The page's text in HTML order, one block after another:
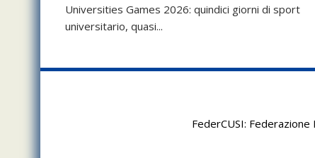
Universities Games 2026: quindici giorni di sport
universitario, quasi...
FederCUSI: